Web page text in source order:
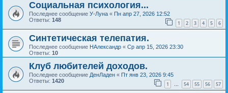
Социальная психология...
Последнее сообщение У-Луна « Пн апр 27, 2026 12:52
Ответы: 148 1 2 3 4 5 6
Синтетическая телепатия.
Последнее сообщение НАлександр « Ср апр 15, 2026 23:30
Ответы: 10
Клуб любителей доходов.
Последнее сообщение ДенЛаден « Пт янв 23, 2026 9:45
Ответы: 1420 1 … 54 55 56 57